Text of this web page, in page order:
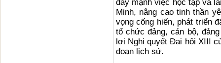
đẩy mạnh việc học tập và
Minh, nâng cao tinh thần
vọng cống hiến, phát triển
tổ chức đảng, cán bộ,
lợi Nghị quyết Đại hội XIII
đoạn lịch sử.